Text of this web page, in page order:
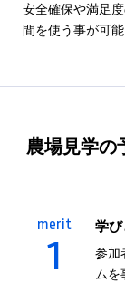
安全確保や満足
間を使う事が可能
農場見学の
merit
1
学
参加
ムを